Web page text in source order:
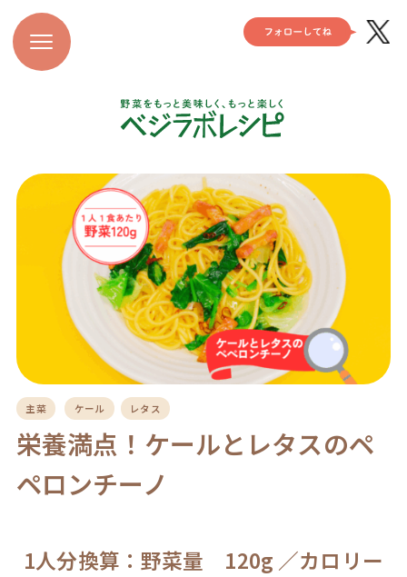
主菜 ケール レタス
栄養満点！ケールとレタスのペ
ペロンチーノ
1人分換算：野菜量 120g ／カロリー